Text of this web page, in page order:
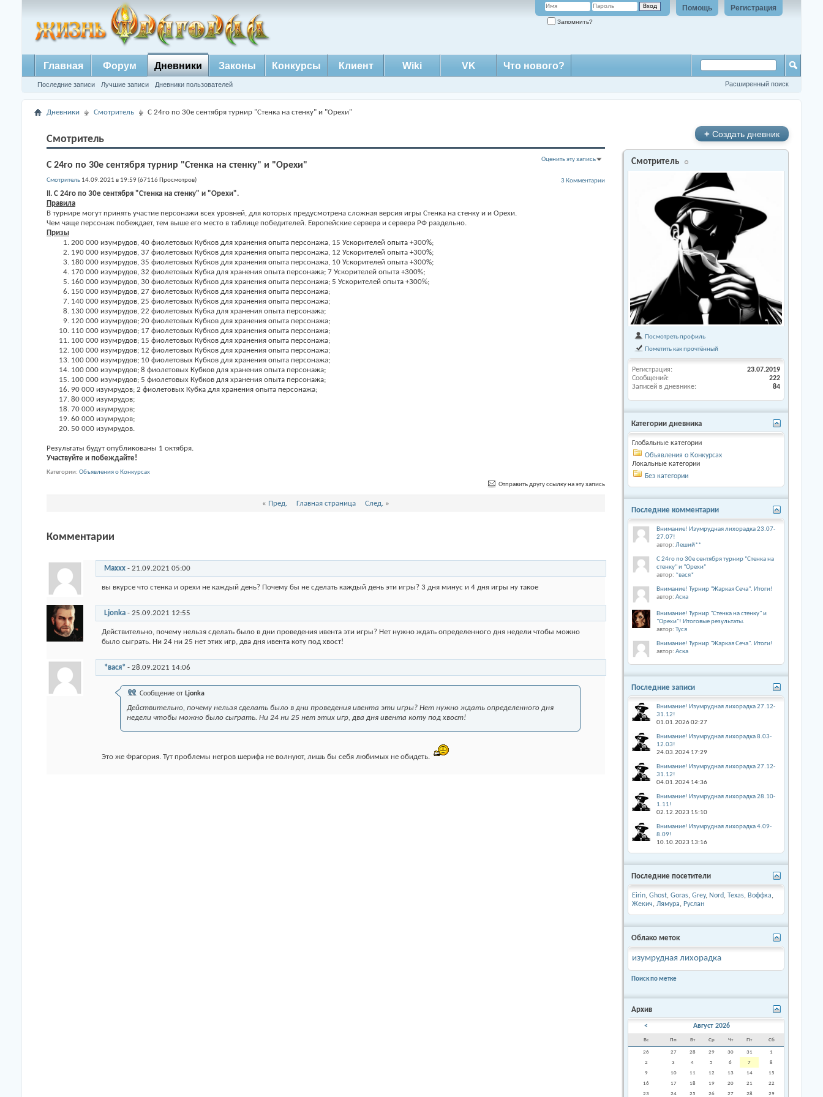
Регистрация
Помощь
Запомнить?
Главная Форум Дневники
Последние записи Лучшие записи Дневники пользователей
Законы Конкурсы Клиент Wiki VK Что нового?
Расширенный поиск
Дневники Смотритель С 24го по 30е сентября турнир "Стенка на стенку" и "Орехи"
Смотритель
С 24го по 30е сентября турнир "Стенка на стенку" и "Орехи"
Оценить эту запись
3 Комментарии
Смотритель 14.09.2021 в 19:59 (67116 Просмотров)
II. С 24го по 30е сентября "Стенка на стенку" и "Орехи".
Правила
В турнире могут принять участие персонажи всех уровней, для которых предусмотрена сложная версия игры Стенка на стенку и и Орехи.
Чем чаще персонаж побеждает, тем выше его место в таблице победителей. Европейские сервера и сервера РФ раздельно.
Призы
200 000 изумрудов, 40 фиолетовых Кубков для хранения опыта персонажа, 15 Ускорителей опыта +300%;
190 000 изумрудов, 37 фиолетовых Кубков для хранения опыта персонажа, 12 Ускорителей опыта +300%;
180 000 изумрудов, 35 фиолетовых Кубков для хранения опыта персонажа, 10 Ускорителей опыта +300%;
170 000 изумрудов, 32 фиолетовых Кубка для хранения опыта персонажа; 7 Ускорителей опыта +300%;
160 000 изумрудов, 30 фиолетовых Кубков для хранения опыта персонажа; 5 Ускорителей опыта +300%;
150 000 изумрудов, 27 фиолетовых Кубков для хранения опыта персонажа;
140 000 изумрудов, 25 фиолетовых Кубков для хранения опыта персонажа;
130 000 изумрудов, 22 фиолетовых Кубка для хранения опыта персонажа;
120 000 изумрудов; 20 фиолетовых Кубков для хранения опыта персонажа;
110 000 изумрудов; 17 фиолетовых Кубков для хранения опыта персонажа;
100 000 изумрудов; 15 фиолетовых Кубков для хранения опыта персонажа;
100 000 изумрудов; 12 фиолетовых Кубков для хранения опыта персонажа;
100 000 изумрудов; 10 фиолетовых Кубков для хранения опыта персонажа;
100 000 изумрудов; 8 фиолетовых Кубков для хранения опыта персонажа;
100 000 изумрудов; 5 фиолетовых Кубков для хранения опыта персонажа;
90 000 изумрудов; 2 фиолетовых Кубка для хранения опыта персонажа;
80 000 изумрудов;
70 000 изумрудов;
60 000 изумрудов;
50 000 изумрудов.
Результаты будут опубликованы 1 октября.
Участвуйте и побеждайте!
Категории Объявления о Конкурсах
Отправить другу ссылку на эту запись
« Пред. Главная страница След. »
Комментарии
Maxxx - 21.09.2021 05:00
вы вкурсе что стенка и орехи не каждый день? Почему бы не сделать каждый день эти игры? 3 дня минус и 4 дня игры ну такое
Ljonka - 25.09.2021 12:55
Действительно, почему нельзя сделать было в дни проведения ивента эти игры? Нет нужно ждать определенного дня недели чтобы можно
было сыграть. Ни 24 ни 25 нет этих игр, два дня ивента коту под хвост!
*вася* - 28.09.2021 14:06
Сообщение от Ljonka
Действительно, почему нельзя сделать было в дни проведения ивента эти игры? Нет нужно ждать определенного дня
недели чтобы можно было сыграть. Ни 24 ни 25 нет этих игр, два дня ивента коту под хвост!
Это же Фрагория. Тут проблемы негров шерифа не волнуют, лишь бы себя любимых не обидеть.
+ Создать дневник
Смотритель
Посмотреть профиль
Пометить как прочтённый
Регистрация
23.07.2019
Сообщений
222
Записей в дневнике
84
Категории дневника
Глобальные категории
Объявления о Конкурсах
Локальные категории
Без категории
Последние комментарии
Внимание! Изумрудная лихорадка 23.07-
27.07!
автор: Леший**
С 24го по 30е сентября турнир "Стенка на
стенку" и "Орехи"
автор: *вася*
Внимание! Турнир "Жаркая Сеча". Итоги!
автор: Аска
Внимание! Турнир "Стенка на стенку" и
"Орехи"! Итоговые результаты.
автор: Туся
Внимание! Турнир "Жаркая Сеча". Итоги!
автор: Аска
Последние записи
Внимание! Изумрудная лихорадка 27.12-
31.12!
01.01.202602:27
Внимание! Изумрудная лихорадка 8.03-
12.03!
24.03.2024 17:29
Внимание! Изумрудная лихорадка 27.12-
31.12!
04.01.2024 14:36
Внимание! Изумрудная лихорадка 28.10-
1.11!
02.12.2023 15:10
Внимание! Изумрудная лихорадка 4.09-
8.09!
10.10.2023 13:16
Последние посетители
Eirin, Ghost, Goras, Grey, Nord, Texas, Воффка,
Жекич, Лямура, Руслан
Облако меток
изумрудная лихорадка
Поиск по метке
Архив
< Август 2026
Вс Пн Вт Ср Чт Пт Сб
26 27 28 29 30 31
1
2
3 4 5 6 7
8
9
10 11 12 13 14
15
16
17 18 19 20 21
22
23
24 25 26 27 28 29